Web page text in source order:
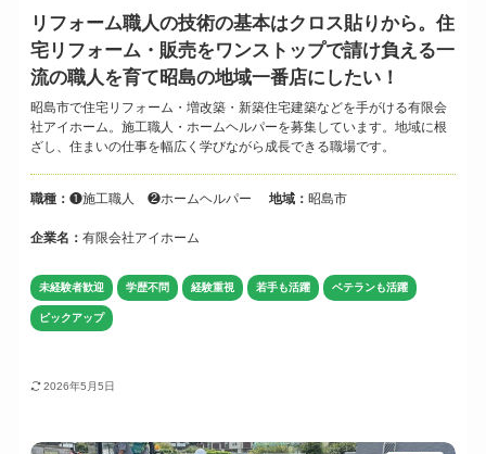
リフォーム職人の技術の基本はクロス貼りから。住
宅リフォーム・販売をワンストップで請け負える一
流の職人を育て昭島の地域一番店にしたい！
昭島市で住宅リフォーム・増改築・新築住宅建築などを手がける有限会
社アイホーム。施工職人・ホームヘルパーを募集しています。地域に根
ざし、住まいの仕事を幅広く学びながら成長できる職場です。
職種： ❶施工職人 ❷ホームヘルパー 地域： 昭島市
企業名： 有限会社アイホーム
未経験者歓迎 学歴不問 経験重視 若手も活躍 ベテランも活躍
ピックアップ
2026年5月5日